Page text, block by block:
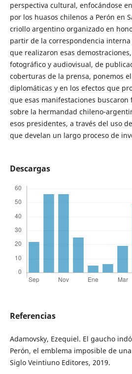
perspectiva cultural, enfocándose
por los huasos chilenos a Perón en
criollo argentino organizado en
partir de la correspondencia
que realizaron esas
fotográfico y audiovisual, de
coberturas de la prensa, ponemos
diplomáticas y en los efectos que
que esas manifestaciones buscaron
sobre la hermandad chileno-
esos presidentes, a través del uso
que develan un largo proceso de
Descargas
Referencias
Adamovsky, Ezequiel. El gaucho
Perón, el emblema imposible de
Siglo Veintiuno Editores, 2019.